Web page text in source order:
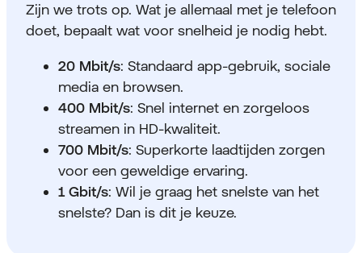
Zijn we trots op. Wat je allemaal met je telefoon
doet, bepaalt wat voor snelheid je nodig hebt.
20 Mbit/s: Standaard app-gebruik, sociale
media en browsen.
400 Mbit/s: Snel internet en zorgeloos
streamen in HD-kwaliteit.
700 Mbit/s: Superkorte laadtijden zorgen
voor een geweldige ervaring.
1 Gbit/s: Wil je graag het snelste van het
snelste? Dan is dit je keuze.